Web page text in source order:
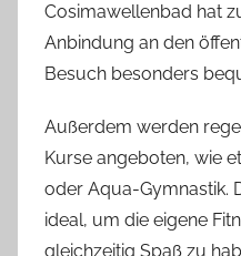
Cosimawellenbad hat
Anbindung an den
Besuch besonders
Außerdem werden
Kurse angeboten, wie
oder Aqua-Gymnastik.
ideal, um die eigene
gleichzeitig Spaß zu